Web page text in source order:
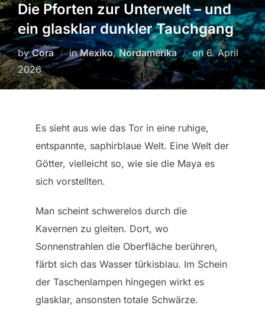
Die Pforten zur Unterwelt – und
ein glasklar dunkler Tauchgang
byCora inMexiko,Nordamerika onPosted
on
6. April
2026
Es sieht aus wie das Tor in eine ruhige,
entspannte, saphirblaue Welt. Eine Welt der
Götter, vielleicht so, wie sie die Maya es
sich vorstellten.
Man scheint schwerelos durch die
Kavernen zu gleiten. Dort, wo
Sonnenstrahlen die Oberfläche berühren,
färbt sich das Wasser türkisblau. Im Schein
der Taschenlampen hingegen wirkt es
glasklar, ansonsten totale Schwärze.